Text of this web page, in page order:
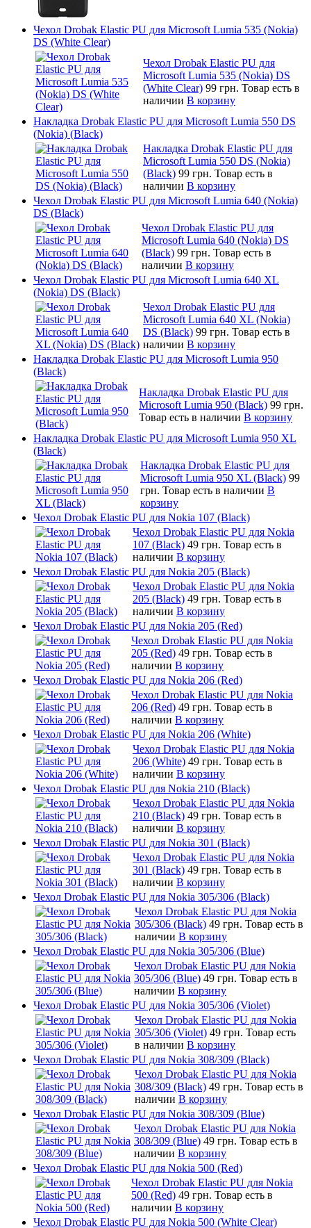
Чехол Drobak Elastic PU для Microsoft Lumia 535 (Nokia)
DS (White Clear)
Чехол Drobak Elastic PU для
Microsoft Lumia 535 (Nokia) DS
(White Clear) 99 грн. Товар есть в
наличии В корзину
Накладка Drobak Elastic PU для Microsoft Lumia 550 DS
(Nokia) (Black)
Накладка Drobak Elastic PU для
Microsoft Lumia 550 DS (Nokia)
(Black) 99 грн. Товар есть в
наличии В корзину
Чехол Drobak Elastic PU для Microsoft Lumia 640 (Nokia)
DS (Black)
Чехол Drobak Elastic PU для
Microsoft Lumia 640 (Nokia) DS
(Black) 99 грн. Товар есть в
наличии В корзину
Чехол Drobak Elastic PU для Microsoft Lumia 640 XL
(Nokia) DS (Black)
Чехол Drobak Elastic PU для
Microsoft Lumia 640 XL (Nokia)
DS (Black) 99 грн. Товар есть в
наличии В корзину
Накладка Drobak Elastic PU для Microsoft Lumia 950
(Black)
Накладка Drobak Elastic PU для
Microsoft Lumia 950 (Black) 99 грн.
Товар есть в наличии В корзину
Накладка Drobak Elastic PU для Microsoft Lumia 950 XL
(Black)
Накладка Drobak Elastic PU для
Microsoft Lumia 950 XL (Black) 99
грн. Товар есть в наличии В
корзину
Чехол Drobak Elastic PU для Nokia 107 (Black)
Чехол Drobak Elastic PU для Nokia
107 (Black) 49 грн. Товар есть в
наличии В корзину
Чехол Drobak Elastic PU для Nokia 205 (Black)
Чехол Drobak Elastic PU для Nokia
205 (Black) 49 грн. Товар есть в
наличии В корзину
Чехол Drobak Elastic PU для Nokia 205 (Red)
Чехол Drobak Elastic PU для Nokia
205 (Red) 49 грн. Товар есть в
наличии В корзину
Чехол Drobak Elastic PU для Nokia 206 (Red)
Чехол Drobak Elastic PU для Nokia
206 (Red) 49 грн. Товар есть в
наличии В корзину
Чехол Drobak Elastic PU для Nokia 206 (White)
Чехол Drobak Elastic PU для Nokia
206 (White) 49 грн. Товар есть в
наличии В корзину
Чехол Drobak Elastic PU для Nokia 210 (Black)
Чехол Drobak Elastic PU для Nokia
210 (Black) 49 грн. Товар есть в
наличии В корзину
Чехол Drobak Elastic PU для Nokia 301 (Black)
Чехол Drobak Elastic PU для Nokia
301 (Black) 49 грн. Товар есть в
наличии В корзину
Чехол Drobak Elastic PU для Nokia 305/306 (Black)
Чехол Drobak Elastic PU для Nokia
305/306 (Black) 49 грн. Товар есть в
наличии В корзину
Чехол Drobak Elastic PU для Nokia 305/306 (Blue)
Чехол Drobak Elastic PU для Nokia
305/306 (Blue) 49 грн. Товар есть в
наличии В корзину
Чехол Drobak Elastic PU для Nokia 305/306 (Violet)
Чехол Drobak Elastic PU для Nokia
305/306 (Violet) 49 грн. Товар есть
в наличии В корзину
Чехол Drobak Elastic PU для Nokia 308/309 (Black)
Чехол Drobak Elastic PU для Nokia
308/309 (Black) 49 грн. Товар есть в
наличии В корзину
Чехол Drobak Elastic PU для Nokia 308/309 (Blue)
Чехол Drobak Elastic PU для Nokia
308/309 (Blue) 49 грн. Товар есть в
наличии В корзину
Чехол Drobak Elastic PU для Nokia 500 (Red)
Чехол Drobak Elastic PU для Nokia
500 (Red) 49 грн. Товар есть в
наличии В корзину
Чехол Drobak Elastic PU для Nokia 500 (White Clear)